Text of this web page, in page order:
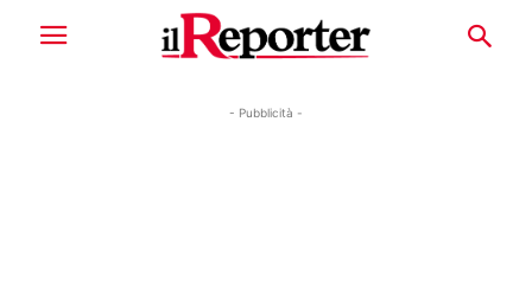
- Pubblicità -